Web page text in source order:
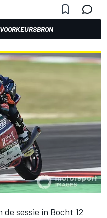
sessie in Bocht 12